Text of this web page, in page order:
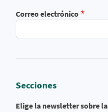
Correo electrónico
Secciones
Elige la newsletter sobre